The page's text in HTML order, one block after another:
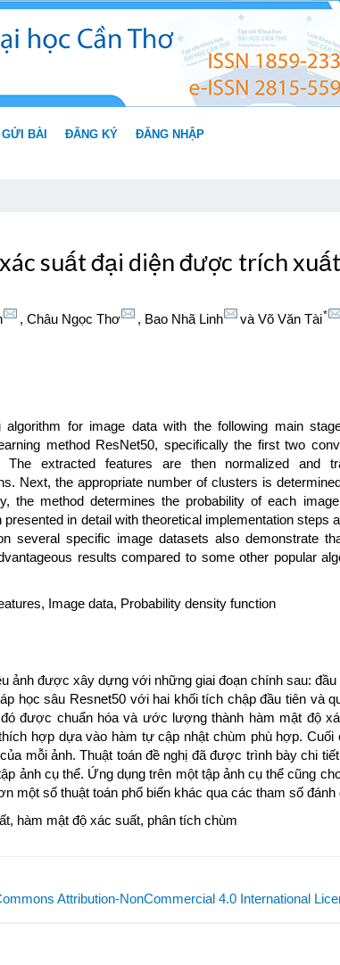
GỬI BÀI ĐĂNG KÝ ĐĂNG NHẬP
suất đại diện được trích
, Châu Ngọc Thơ , Bao Nhã Linh và Võ Văn Tài*
for image data with the following main
method ResNet50, specifically the first two
The extracted features are then normalized and
Next, the appropriate number of clusters is
the method determines the probability of each
in detail with theoretical implementation steps
several specific image datasets also demonstrate
results compared to some other popular
Image data, Probability density function
ảnh được xây dựng với những giai đoạn chính sau:
học sâu Resnet50 với hai khối tích chập đầu tiên và
được chuẩn hóa và ước lượng thành hàm mật độ
hợp dựa vào hàm tự cập nhật chùm phù hợp. Cuối
mỗi ảnh. Thuật toán đề nghị đã được trình bày chi
ảnh cụ thể. Ứng dụng trên một tập ảnh cụ thể cũng
một số thuật toán phổ biến khác qua các tham số đánh
hàm mật độ xác suất, phân tích chùm
Attribution-NonCommercial 4.0 International